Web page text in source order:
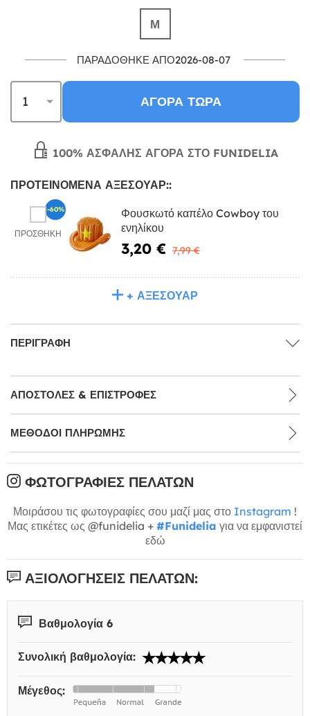
Μ
ΠΑΡΑΔΌΘΗΚΕ ΑΠΌ2026-08-07
ΑΓΟΡΆ ΤΏΡΑ
100% ΑΣΦΑΛΉΣ ΑΓΟΡΆ ΣΤΟ FUNIDELIA
ΠΡΟΤΕΙΝΌΜΕΝΑ ΑΞΕΣΟΥΆΡ::
ΠΡΟΣΘΉΚΗ
Φουσκωτό καπέλο Cowboy του
ενηλίκου
3,20 € 7,99 €
-60%
+ ΑΞΕΣΟΥΆΡ
ΠΕΡΙΓΡΑΦΉ
ΑΠΟΣΤΟΛΈΣ & ΕΠΙΣΤΡΟΦΈΣ
ΜΕΘΌΔΟΙ ΠΛΗΡΩΜΉΣ
ΦΩΤΟΓΡΑΦΊΕΣ ΠΕΛΑΤΏΝ
Μοιράσου τις φωτογραφίες σου μαζί μας στο Instagram !
Μας ετικέτες ως @funidelia + #Funidelia για να εμφανιστεί
εδώ
ΑΞΙΟΛΟΓΉΣΕΙΣ ΠΕΛΑΤΏΝ:
Βαθμολογία 6
Συνολική βαθμολογία:
Μέγεθος: